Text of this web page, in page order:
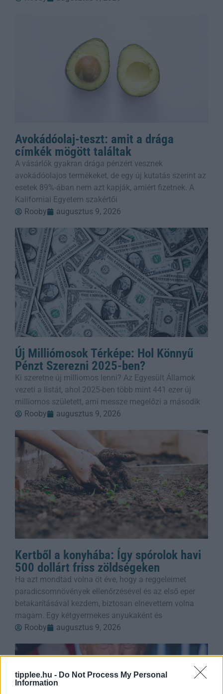
tipplee.hu - Do Not Process My Personal
Information
Avokádóolaj-teszt: amit a drága
címkék mögött találtak
A vásárlók gyakran drága pénzért vesznek
avokádóolajos termékeket, de egy új kutatás szerint az
esetek 89%-ában nem azt kapják, amiért fizetnek. A
Kaliforniai Egyetem szakértői
Rooby
augusztus 9, 2026
Új Milliómosok Térképe: Hol Könnyű
Pénzt Szerezni 2025-ben?
Ki szeretne új milliomos lenni? Az Egyesült Államok
vezeti a listát, ahol 2025-ben több mint 441 ezer új
milliomos született, ami messze megelőzi a második
Rooby
augusztus 9, 2026
Kertből a konyhába: Így spórolok havi
500 dollárt friss zöldségeken
Ha azt mondtad volna öt éve, hogy a reggeleimet
paradicsomnövények ellenőrzésével és az első eper
betakarításával kezdem, biztosan elnevettem volna
magam. Egy kétgyermekes anyukaként és
Rooby
augusztus 9, 2026